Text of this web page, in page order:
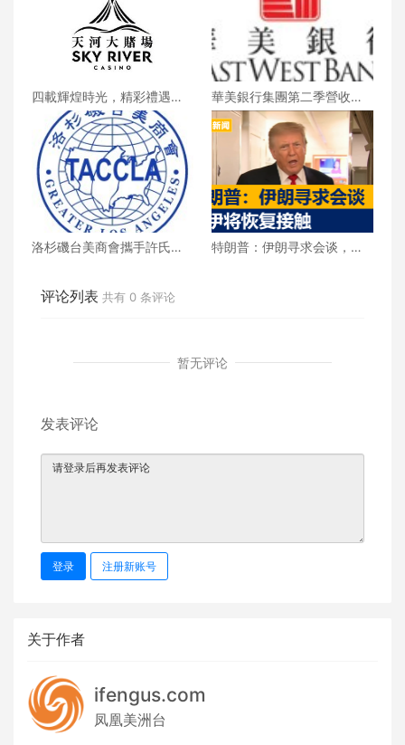
四載輝煌時光，精彩禮遇歡
慶一整月
華美銀行集團第二季營收創
新高 每股收益年增18%
洛杉磯台美商會攜手許氏參
特朗普：伊朗寻求会谈，美
评论列表 共有 0 条评论
暂无评论
发表评论
登录 注册新账号
关于作者
ifengus.com
凤凰美洲台